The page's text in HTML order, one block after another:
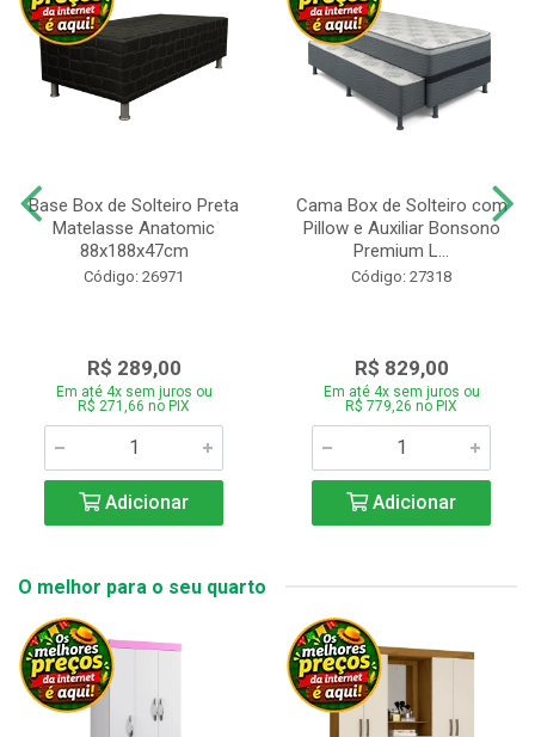
Base Box de Solteiro Preta
Matelasse Anatomic
88x188x47cm
Código: 26971
R$ 289,00
Em até 4x sem juros ou
R$ 271,66 no PIX
Adicionar
Cama Box de Solteiro com
Pillow e Auxiliar Bonsono
Premium L...
Código: 27318
R$ 829,00
Em até 4x sem juros ou
R$ 779,26 no PIX
Adicionar
O melhor para o seu quarto